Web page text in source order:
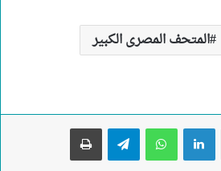
المتحف المصرى الكبير
لينكدإن واتساب تيلقرام طباعة